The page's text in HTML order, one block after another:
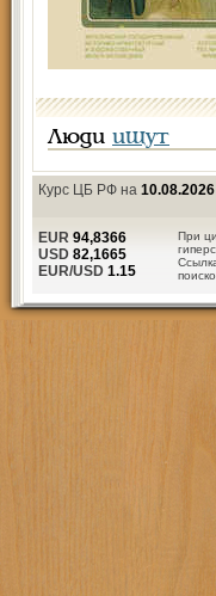
Люди ищут
Курс ЦБ РФ на 10.08.2026
При
EUR 94,8366
USD 82,1665
EUR/USD 1.15